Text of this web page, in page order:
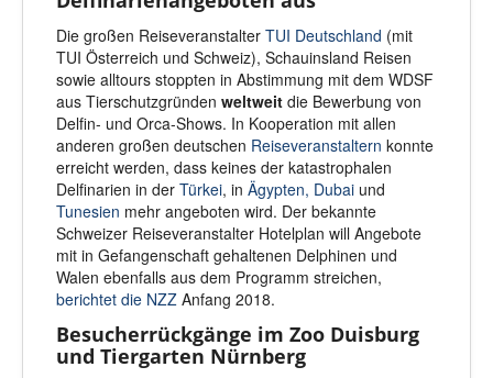
Die großen Reiseveranstalter TUI Deutschland (mit
TUI Österreich und Schweiz), Schauinsland Reisen
sowie alltours stoppten in Abstimmung mit dem WDSF
aus Tierschutzgründen weltweit die Bewerbung von
Delfin- und Orca-Shows. In Kooperation mit allen
anderen großen deutschen Reiseveranstaltern konnte
erreicht werden, dass keines der katastrophalen
Delfinarien in der Türkei, in Ägypten, Dubai und
Tunesien mehr angeboten wird. Der bekannte
Schweizer Reiseveranstalter Hotelplan will Angebote
mit in Gefangenschaft gehaltenen Delphinen und
Walen ebenfalls aus dem Programm streichen,
berichtet die NZZ Anfang 2018.
Besucherrückgänge im Zoo Duisburg
und Tiergarten Nürnberg